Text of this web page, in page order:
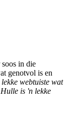
soos in die
genotvol is en
webtuiste wat
is 'n lekke